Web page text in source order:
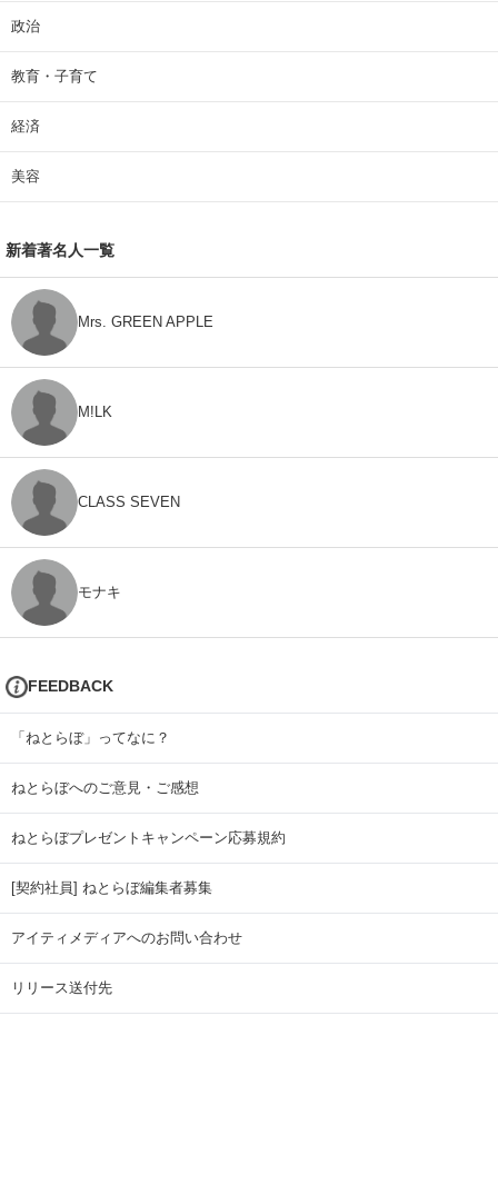
政治
教育・子育て
経済
美容
新着著名人一覧
Mrs. GREEN APPLE
M!LK
CLASS SEVEN
モナキ
FEEDBACK
「ねとらぼ」ってなに？
ねとらぼへのご意見・ご感想
ねとらぼプレゼントキャンペーン応募規約
[契約社員] ねとらぼ編集者募集
アイティメディアへのお問い合わせ
リリース送付先